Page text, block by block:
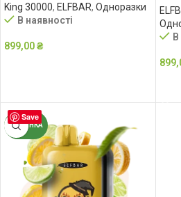
King 30000, ELFBAR, Одноразки
В наявності
899,00₴
В
Save
НОВИНКА